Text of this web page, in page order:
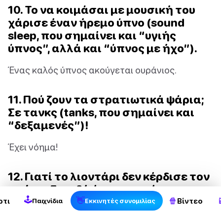
10. Το να κοιμάσαι με μουσική του
χάρισε έναν ήρεμο ύπνο (sound
sleep, που σημαίνει και “υγιής
ύπνος”, αλλά και “ύπνος με ήχο”).
Ένας καλός ύπνος ακούγεται ουράνιος.
11. Πού ζουν τα στρατιωτικά ψάρια;
Σε τανκς (tanks, που σημαίνει και
“δεξαμενές”)!
Έχει νόημα!
12. Γιατί το λιοντάρι δεν κέρδισε τον
αγώνα; Επειδή έτρεχε με έναν
τσιτάχ.
🕹Παιχνίδια 👋Εκκινητές συνομιλίας 🍿 Βίντεο